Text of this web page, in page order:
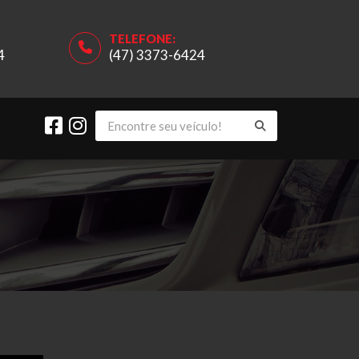
TELEFONE:
(47) 3373-6424